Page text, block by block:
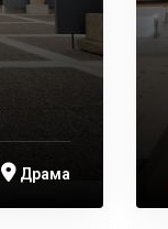
Драма